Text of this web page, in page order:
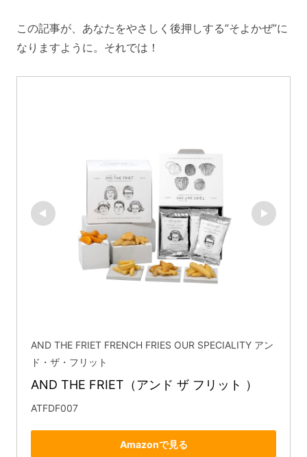
この記事が、あなたをやさしく後押しする”そよかぜ”に
なりますように。それでは！
AND THE FRIET FRENCH FRIES OUR SPECIALITY アン
ド・ザ・フリット
AND THE FRIET（アンド ザ フリット ）
ATFDF007
Amazonで見る